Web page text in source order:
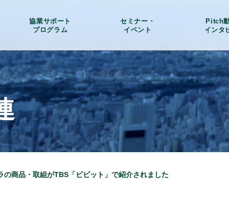
協業サポート
プログラム
セミナー・
イベント
Pitch
インタ
の商品・取組がTBS「ビビット」で紹介されました